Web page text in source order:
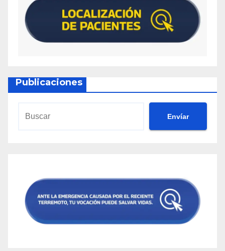
Publicaciones
Envíar